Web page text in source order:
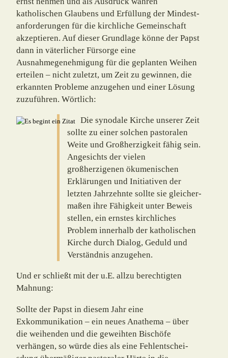
katholischen Glaubens und Erfüllung der Mindest­
an­forderungen für die kirchliche Gemeinschaft
akzeptieren. Auf dieser Grundlage könne der Papst
dann in väterlicher Fürsorge eine
Ausnahmegenehmigung für die geplanten Weihen
erteilen – nicht zuletzt, um Zeit zu gewinnen, die
erkannten Probleme anzu­ge­hen und einer Lösung
zuzuführen. Wörtlich:
Die synodale Kirche unserer Zeit
sollte zu einer solchen pastoralen
Weite und Großherzigkeit fähig sein.
Angesichts der vielen
großherzigenen ökume­ni­schen
Erklärungen und Initiativen der
letzten Jahrzehnte sollte sie gleicher­
maßen ihre Fähigkeit unter Beweis
stellen, ein ernstes kirchliches
Problem innerhalb der katholischen
Kirche durch Dialog, Geduld und
Verständnis anzugehen.
Und er schließt mit der u.E. allzu berechtigten
Mahnung:
Sollte der Papst in diesem Jahr eine
Exkommunikation – ein neues Anathema – über
die weihenden und die geweihten Bischöfe
verhängen, so würde dies als eine Fehlent­schei­­